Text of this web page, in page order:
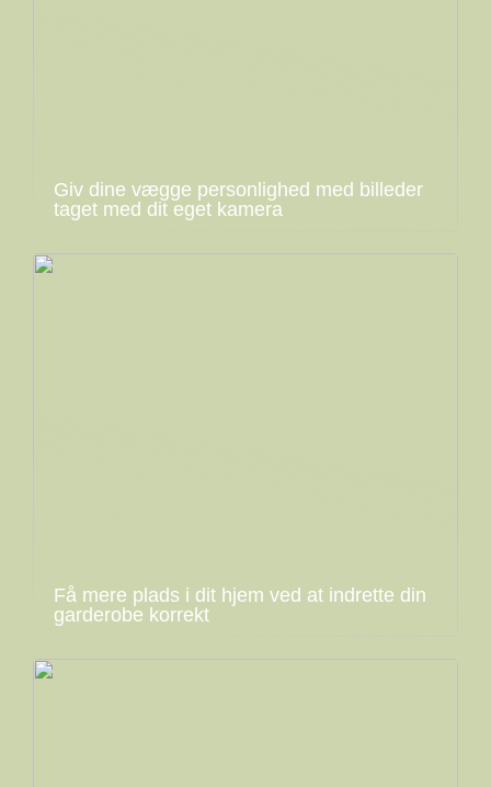
Giv dine vægge personlighed med billeder
taget med dit eget kamera
Få mere plads i dit hjem ved at indrette din
garderobe korrekt